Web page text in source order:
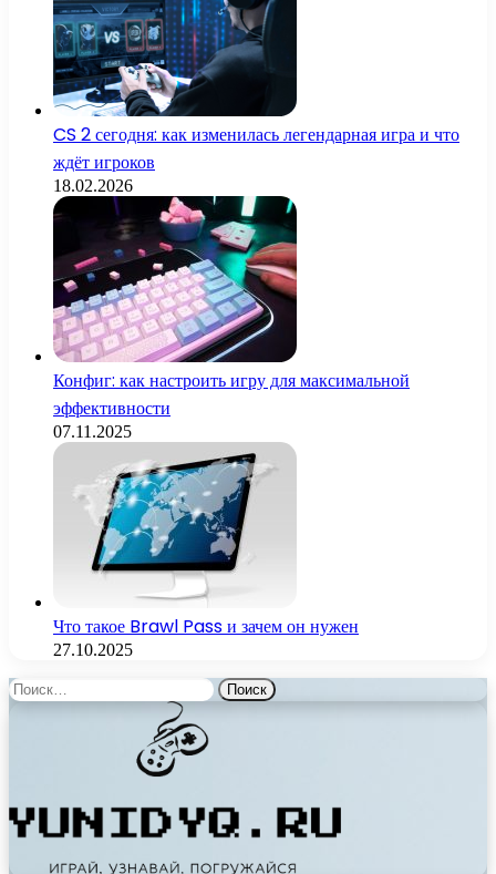
CS 2 сегодня: как изменилась легендарная игра и что
ждёт игроков
18.02.2026
Конфиг: как настроить игру для максимальной
эффективности
07.11.2025
Что такое Brawl Pass и зачем он нужен
27.10.2025
Найти: